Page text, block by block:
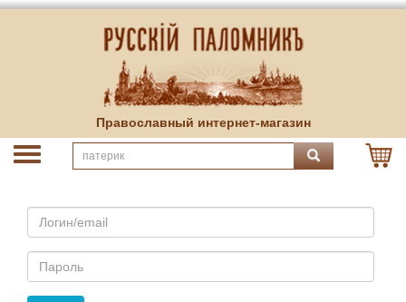
Православный интернет-магазин
Email
Пароль